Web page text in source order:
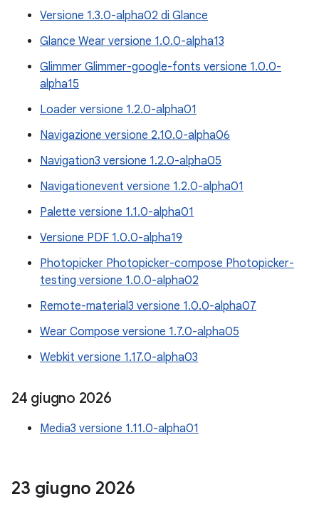
Versione 1.3.0-alpha02 di Glance
Glance Wear versione 1.0.0-alpha13
Glimmer Glimmer-google-fonts versione 1.0.0-
alpha15
Loader versione 1.2.0-alpha01
Navigazione versione 2.10.0-alpha06
Navigation3 versione 1.2.0-alpha05
Navigationevent versione 1.2.0-alpha01
Palette versione 1.1.0-alpha01
Versione PDF 1.0.0-alpha19
Photopicker Photopicker-compose Photopicker-
testing versione 1.0.0-alpha02
Remote-material3 versione 1.0.0-alpha07
Wear Compose versione 1.7.0-alpha05
Webkit versione 1.17.0-alpha03
24 giugno 2026
Media3 versione 1.11.0-alpha01
23 giugno 2026